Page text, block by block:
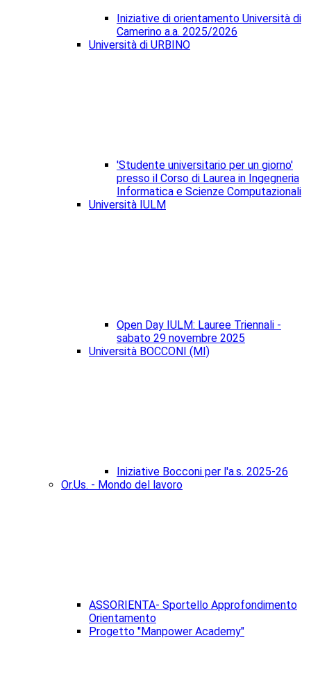
Iniziative di orientamento Università di
Camerino a.a. 2025/2026
Università di URBINO
'Studente universitario per un giorno'
presso il Corso di Laurea in Ingegneria
Informatica e Scienze Computazionali
Università IULM
Open Day IULM: Lauree Triennali -
sabato 29 novembre 2025
Università BOCCONI (MI)
Iniziative Bocconi per l'a.s. 2025-26
Or.Us. - Mondo del lavoro
ASSORIENTA- Sportello Approfondimento
Orientamento
Progetto "Manpower Academy"